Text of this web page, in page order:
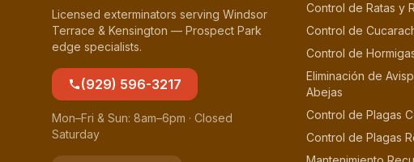
Licensed exterminators serving Windsor
Terrace & Kensington — Prospect Park
edge specialists.
(929) 596-3217
Mon–Fri & Sun: 8am–6pm · Closed
Saturday
Control de Ratas y
Control de
Control de
Eliminación de
Abejas
Control de Plagas
Control de Plagas